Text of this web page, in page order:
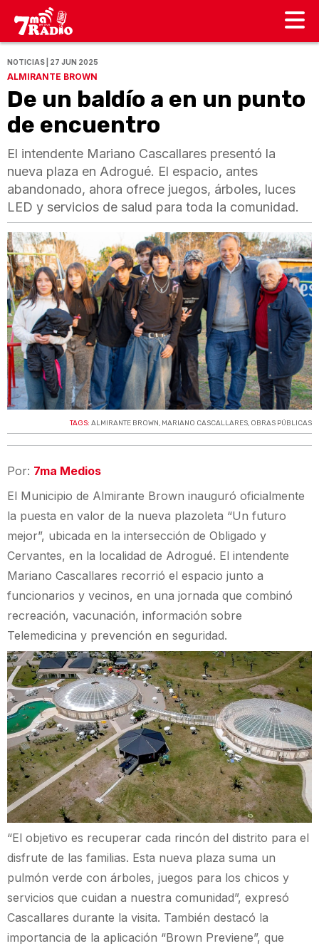
NOTICIAS | 27 JUN 2025
ALMIRANTE BROWN
De un baldío a en un punto
de encuentro
El intendente Mariano Cascallares presentó la
nueva plaza en Adrogué. El espacio, antes
abandonado, ahora ofrece juegos, árboles, luces
LED y servicios de salud para toda la comunidad.
TAGS: ALMIRANTE BROWN, MARIANO CASCALLARES, OBRAS PÚBLICAS
Por: 7ma Medios
El Municipio de Almirante Brown inauguró oficialmente
la puesta en valor de la nueva plazoleta “Un futuro
mejor”, ubicada en la intersección de Obligado y
Cervantes, en la localidad de Adrogué. El intendente
Mariano Cascallares recorrió el espacio junto a
funcionarios y vecinos, en una jornada que combinó
recreación, vacunación, información sobre
Telemedicina y prevención en seguridad.
“El objetivo es recuperar cada rincón del distrito para el
disfrute de las familias. Esta nueva plaza suma un
pulmón verde con árboles, juegos para los chicos y
servicios que cuidan a nuestra comunidad”, expresó
Cascallares durante la visita. También destacó la
importancia de la aplicación “Brown Previene”, que